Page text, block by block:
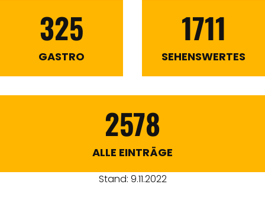
325
GASTRO
1711
SEHENSWERTES
2578
ALLE EINTRÄGE
Stand: 9.11.2022